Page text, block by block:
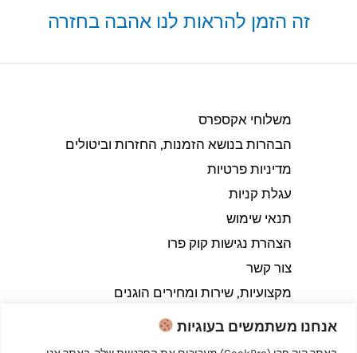
אנחנו משתמשים בעוגיות
זה הזמן להראות לנו אהבה בחזרה
משלוחי אקספרס
הבהרות בנושא הזמנות, החזרות וביטולים​
מדיניות פרטיות
עגלת קניות
תנאי שימוש
הצהרת נגישות קוק פרו
צור קשר
מקצועיות, שירות ומחירים הוגנים